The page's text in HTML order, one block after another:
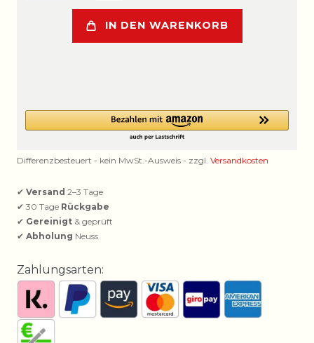
IN DEN WARENKORB
Differenzbesteuert - kein MwSt.-Ausweis - zzgl. Versandkosten
✔ Versand 2–3 Tage
✔ 30 Tage Rückgabe
✔ Gereinigt & geprüft
✔ Abholung Neuss
Zahlungsarten: